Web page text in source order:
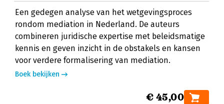
Een gedegen analyse van het wetgevingsproces
rondom mediation in Nederland. De auteurs
combineren juridische expertise met beleidsmatige
kennis en geven inzicht in de obstakels en kansen
voor verdere formalisering van mediation.
Boek bekijken
€ 45,00